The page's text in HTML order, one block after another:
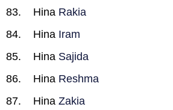
Hina Rakia
Hina Iram
Hina Sajida
Hina Reshma
Hina Zakia